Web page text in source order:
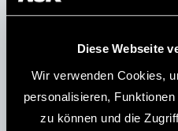
Diese Webseite
Wir verwenden Cookies,
personalisieren,
zu können und die